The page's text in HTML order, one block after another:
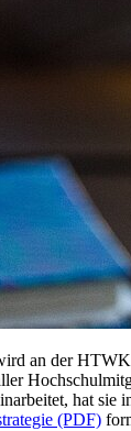
an der
hat sie
(PDF)